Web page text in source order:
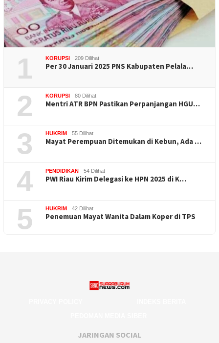
1 KORUPSI 209 Dilihat
Per 30 Januari 2025 PNS Kabupaten Pelala…
2 KORUPSI 80 Dilihat
Mentri ATR BPN Pastikan Perpanjangan HGU…
3 HUKRIM 55 Dilihat
Mayat Perempuan Ditemukan di Kebun, Ada …
4 PENDIDIKAN 54 Dilihat
PWI Riau Kirim Delegasi ke HPN 2025 di K…
5 HUKRIM 42 Dilihat
Penemuan Mayat Wanita Dalam Koper di TPS
JARINGAN SOCIAL